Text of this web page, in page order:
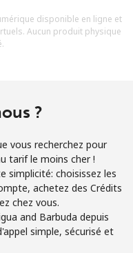
VOUS →
disponible en ligne et
Aucun produit physique
?
vous recherchez pour
tarif le moins cher !
simplicité: choisissez les
achetez des Crédits
chez vous.
and Barbuda depuis
simple, sécurisé et